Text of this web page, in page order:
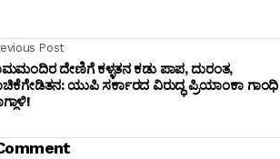
Post
ದೇಣಿಗೆ ಕಳ್ಳತನ ಕಡು ಪಾಪ, ದುರಂತ,
ಯುಪಿ ಸರ್ಕಾರದ ವಿರುದ್ಧ ಪ್ರಿಯಾಂಕಾ ಗಾಂಧಿ